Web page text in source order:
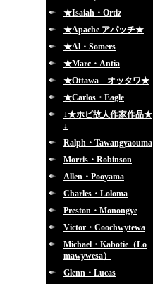
★Isaiah・Ortiz
★Apache アパッチ★
★Al・Somers
★Marc・Antia
★Ottawa オッタワ★
★Carlos・Eagle
↓★ホピ故人作家作品★
↓
Ralph・Tawangyaouma
Morris・Robinson
Allen・Pooyama
Charles・Loloma
Preston・Monongye
Victor・Coochwytewa
Michael・Kabotie（Lo
mawywesa）
Glenn・Lucas